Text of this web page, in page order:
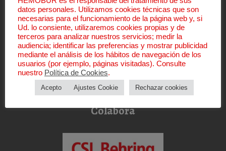
Aviso Legal
Aviso Legal
Política de Privacidad
Política de Cookies
Canal de denuncias
Procedimiento Sistema Interno Información
Colabora
datos personales. Utilizamos cookies técnicas que son
necesarias para el funcionamiento de la página web y, si
Ud. lo consiente, utilizaremos cookies propias y de
terceros para analizar nuestros servicios; medir la
audiencia; identificar las preferencias y mostrar publicidad
mediante el análisis de los hábitos de navegación de los
usuarios (por ejemplo, páginas visitadas). Consulte
nuestro Política de Cookies.
Acepto Ajustes Cookie Rechazar cookies